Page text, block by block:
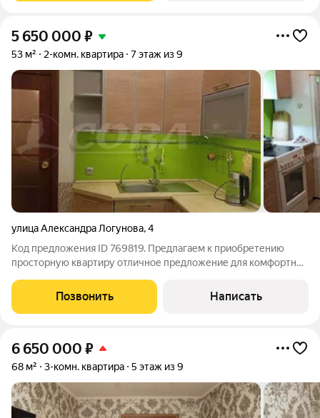
5 650 000 ₽
53 м² 2-комн. квартира 7 этаж из 9
улица Александра Логунова,4
Код предложения ID 769819. Предлагаем к приобретению
просторную квартиру отличное предложение для комфортной
заселению: выполнен ремонт, что позволяет вам сразу же
заехать и начать наслаждаться новым
Позвонить Написать
6 650 000 ₽
68 м² 3-комн. квартира 5 этаж из 9